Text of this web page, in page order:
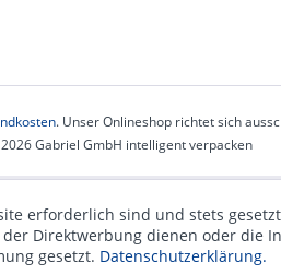
. Unser Onlineshop richtet sich
Gabriel GmbH intelligent verpacken
erforderlich sind und stets
Direktwerbung dienen oder die
gesetzt. Datenschutzerklärung.